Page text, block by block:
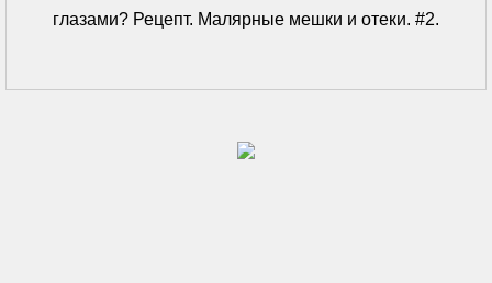
глазами? Рецепт. Малярные мешки и отеки. #2.